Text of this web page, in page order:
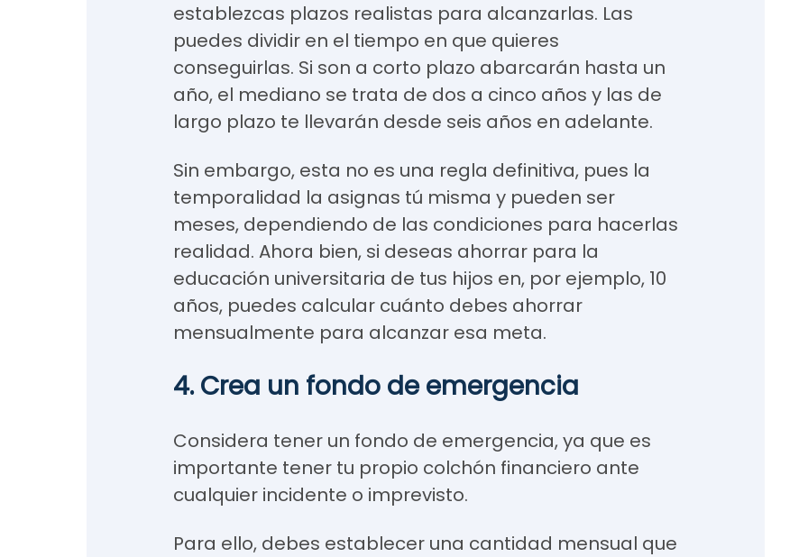
establezcas plazos realistas para alcanzarlas. Las
puedes dividir en el tiempo en que quieres
conseguirlas. Si son a corto plazo abarcarán hasta un
año, el mediano se trata de dos a cinco años y las de
largo plazo te llevarán desde seis años en adelante.
Sin embargo, esta no es una regla definitiva, pues la
temporalidad la asignas tú misma y pueden ser
meses, dependiendo de las condiciones para hacerlas
realidad. Ahora bien, si deseas ahorrar para la
educación universitaria de tus hijos en, por ejemplo, 10
años, puedes calcular cuánto debes ahorrar
mensualmente para alcanzar esa meta.
4. Crea un fondo de emergencia
Considera tener un fondo de emergencia, ya que es
importante tener tu propio colchón financiero ante
cualquier incidente o imprevisto.
Para ello, debes establecer una cantidad mensual que